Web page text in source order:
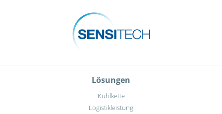
Lösungen
Kühlkette
Logistikleistung